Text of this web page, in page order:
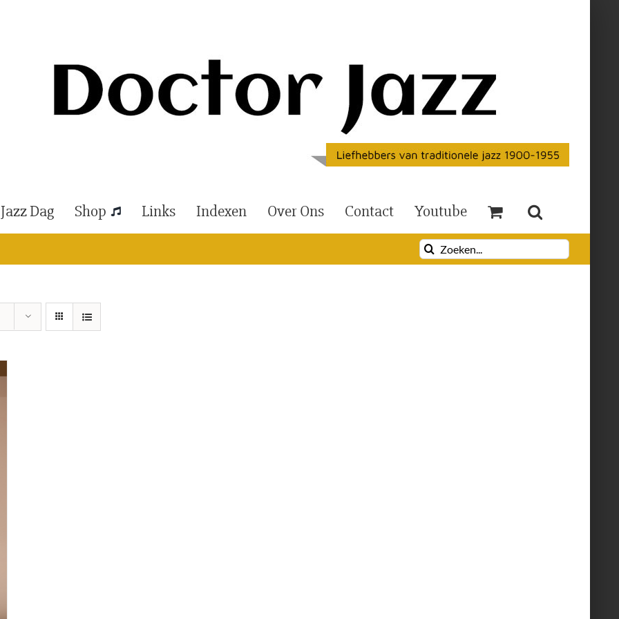
Dag Shop Links Indexen Over Ons Contact Youtube
Zoeken
naar: